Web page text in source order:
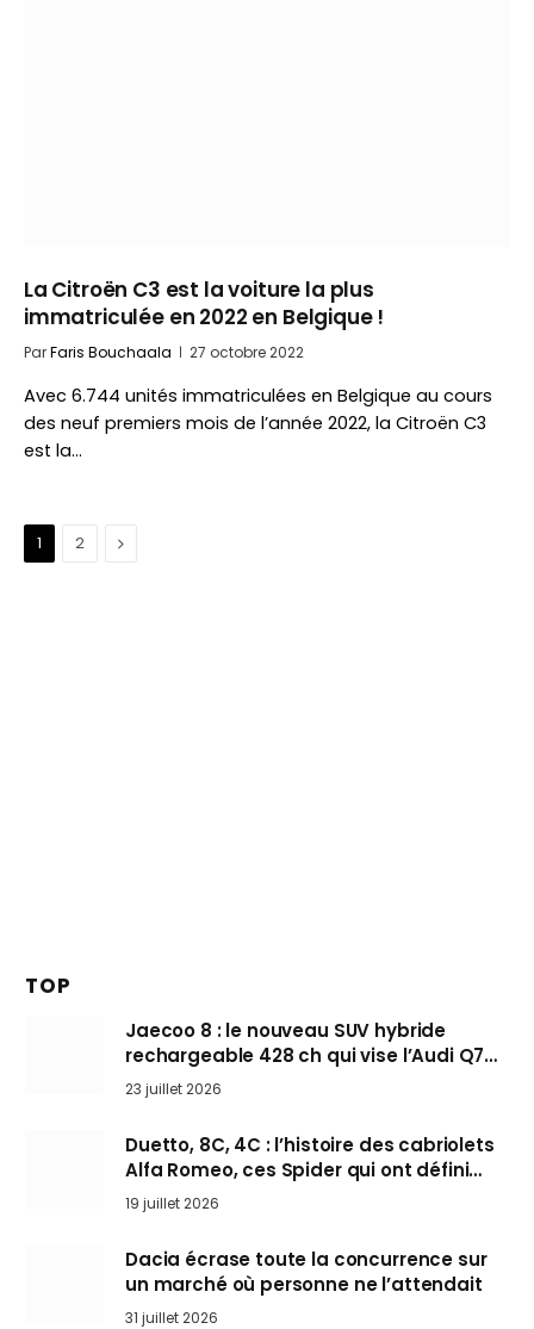
La Citroën C3 est la voiture la plus
immatriculée en 2022 en Belgique !
ParFaris Bouchaala 27 octobre 2022
Avec 6.744 unités immatriculées en Belgique au cours
des neuf premiers mois de l’année 2022, la Citroën C3
est la…
1 2 Suivant
TOP
Jaecoo 8 : le nouveau SUV hybride
rechargeable 428 ch qui vise l’Audi Q7
arrive en Europe cet automne
23 juillet 2026
Duetto, 8C, 4C : l’histoire des cabriolets
Alfa Romeo, ces Spider qui ont défini
l’art de rouler cheveux au vent
19 juillet 2026
Dacia écrase toute la concurrence sur
un marché où personne ne l’attendait
31 juillet 2026